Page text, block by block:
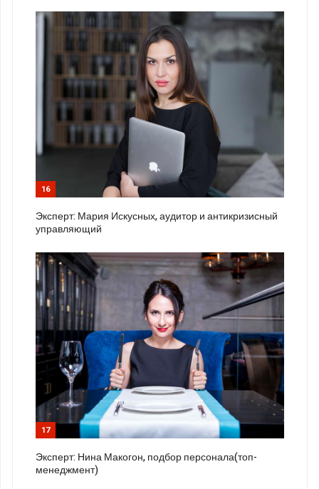
16
Эксперт: Мария Искусных, аудитор и антикризисный
управляющий
17
Эксперт: Нина Макогон, подбор персонала(топ-
менеджмент)